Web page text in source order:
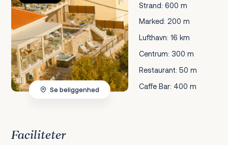
Strand: 600 m
Marked: 200 m
Lufthavn: 16 km
Centrum: 300 m
Restaurant: 50 m
Caffe Bar: 400 m
Se beliggenhed
Faciliteter